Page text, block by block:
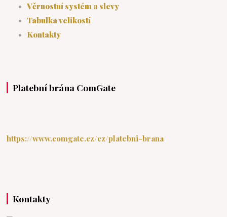
Věrnostní systém a slevy
Tabulka velikostí
Kontakty
Platební brána ComGate
https://www.comgate.cz/cz/platebni-brana
Kontakty